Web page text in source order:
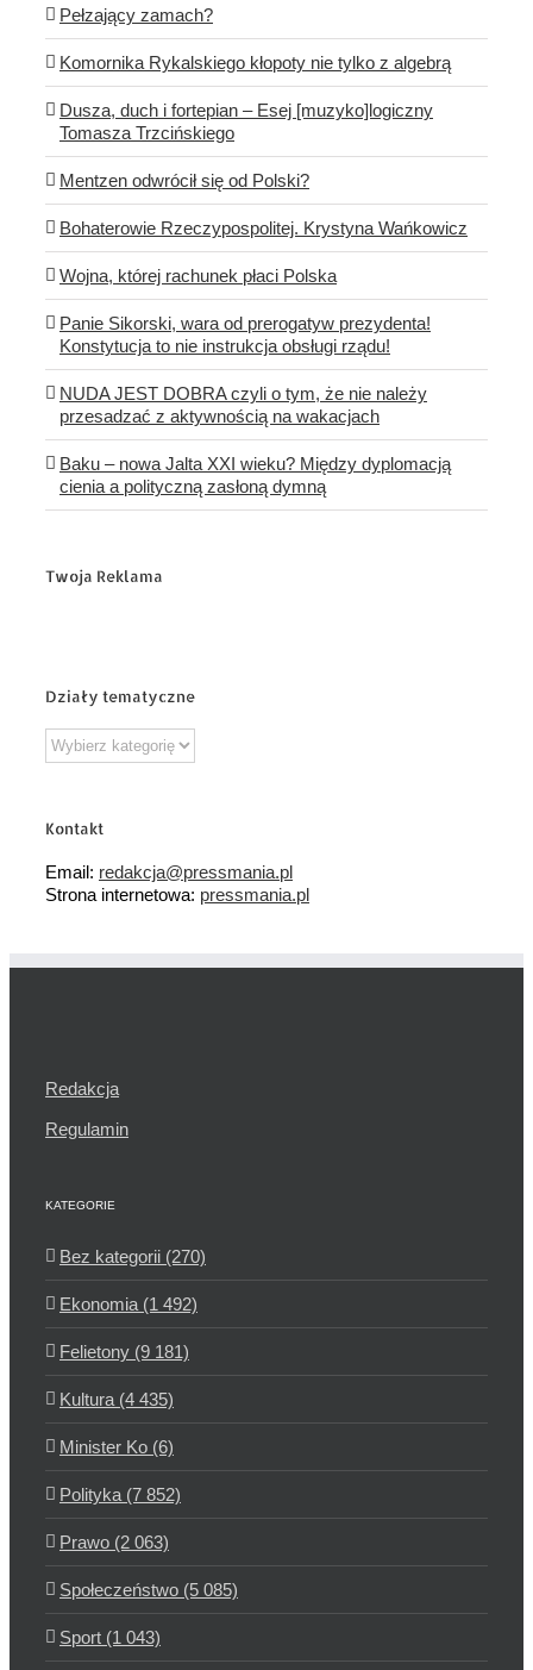
Pełzający zamach?
Komornika Rykalskiego kłopoty nie tylko z algebrą
Dusza, duch i fortepian – Esej [muzyko]logiczny
Tomasza Trzcińskiego
Mentzen odwrócił się od Polski?
Bohaterowie Rzeczypospolitej. Krystyna Wańkowicz
Wojna, której rachunek płaci Polska
Panie Sikorski, wara od prerogatyw prezydenta!
Konstytucja to nie instrukcja obsługi rządu!
NUDA JEST DOBRA czyli o tym, że nie należy
przesadzać z aktywnością na wakacjach
Baku – nowa Jalta XXI wieku? Między dyplomacją
cienia a polityczną zasłoną dymną
Twoja Reklama
Działy tematyczne
Działy
tematyczne
Kontakt
Email: redakcja@pressmania.pl
Strona internetowa: pressmania.pl
Redakcja
Regulamin
KATEGORIE
Bez kategorii (270)
Ekonomia (1 492)
Felietony (9 181)
Kultura (4 435)
Minister Ko (6)
Polityka (7 852)
Prawo (2 063)
Społeczeństwo (5 085)
Sport (1 043)